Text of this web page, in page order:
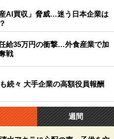
AI買収」脅威…迷う日本企業は
給35万円の衝撃…外食産業で加
戦
続々 大手企業の高額役員報酬
週間